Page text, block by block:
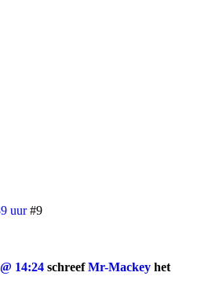
uur #9
14:24 schreefMr-Mackey het